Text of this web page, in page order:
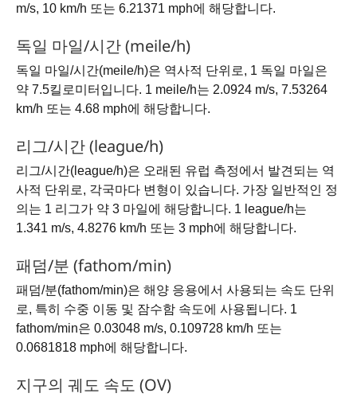
m/s, 10 km/h 또는 6.21371 mph에 해당합니다.
독일 마일/시간 (meile/h)
독일 마일/시간(meile/h)은 역사적 단위로, 1 독일 마일은
약 7.5킬로미터입니다. 1 meile/h는 2.0924 m/s, 7.53264
km/h 또는 4.68 mph에 해당합니다.
리그/시간 (league/h)
리그/시간(league/h)은 오래된 유럽 측정에서 발견되는 역
사적 단위로, 각국마다 변형이 있습니다. 가장 일반적인 정
의는 1 리그가 약 3 마일에 해당합니다. 1 league/h는
1.341 m/s, 4.8276 km/h 또는 3 mph에 해당합니다.
패덤/분 (fathom/min)
패덤/분(fathom/min)은 해양 응용에서 사용되는 속도 단위
로, 특히 수중 이동 및 잠수함 속도에 사용됩니다. 1
fathom/min은 0.03048 m/s, 0.109728 km/h 또는
0.0681818 mph에 해당합니다.
지구의 궤도 속도 (OV)